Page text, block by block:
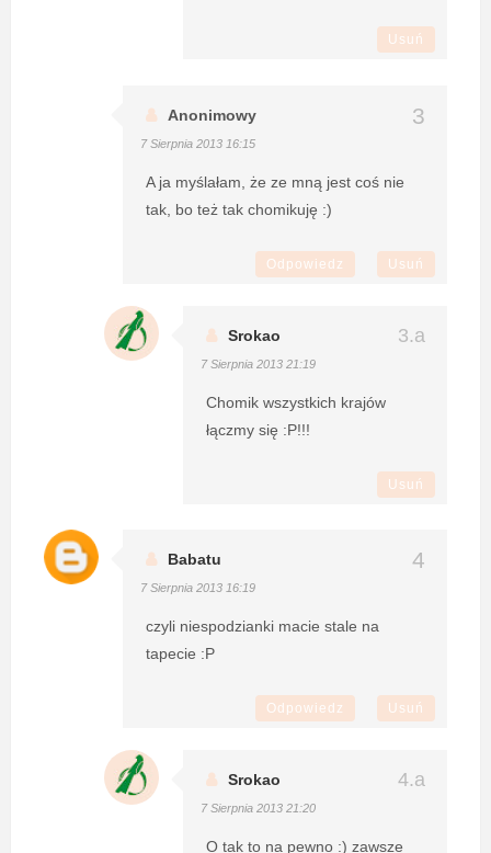
Usuń
Anonimowy
7 Sierpnia 2013 16:15
A ja myślałam, że ze mną jest coś nie
tak, bo też tak chomikuję :)
Odpowiedz Usuń
Srokao
7 Sierpnia 2013 21:19
Chomik wszystkich krajów
łączmy się :P!!!
Usuń
Babatu
7 Sierpnia 2013 16:19
czyli niespodzianki macie stale na
tapecie :P
Odpowiedz Usuń
Srokao
7 Sierpnia 2013 21:20
O tak to na pewno :) zawsze